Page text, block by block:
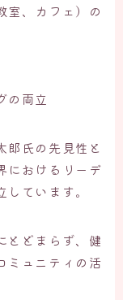
室、カフェ）の
の両立
郎氏の先見性と
におけるリーデ
ています。
とどまらず、健
ミュニティの活